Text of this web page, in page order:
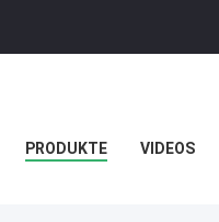
PRODUKTE VIDEOS